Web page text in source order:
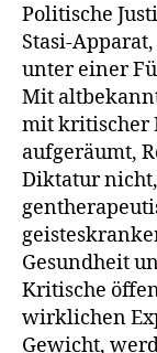
Politische
Stasi-
unter einer
Mit
mit kritischer
aufgeräumt,
Diktatur
Gesundheit
Kritische
wirklichen
Gewicht,